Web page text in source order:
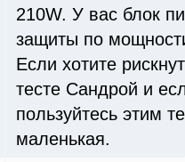
210W. У вас блок
защиты по
Если хотите
тесте Сандрой и
пользуйтесь этим
маленькая.